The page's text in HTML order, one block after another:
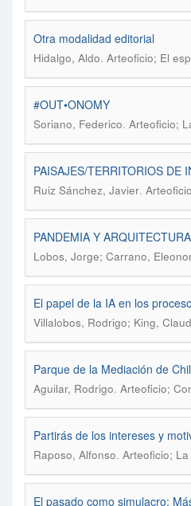
Otra modalidad editorial
Hidalgo, Aldo. Arteoficio; El
#OUT•ONOMY
Soriano, Federico. Arteoficio;
PAISAJES/TERRITORIOS DE
Ruiz Sánchez, Javier.
PANDEMIA Y ARQUITECTURA
Lobos, Jorge; Carrano,
El papel de la IA en los
Villalobos, Rodrigo; King,
Parque de la Mediación de
Aguilar, Rodrigo. Arteoficio;
Partirás de los intereses y
Raposo, Alfonso. Arteoficio;
El pasado como simulacro: